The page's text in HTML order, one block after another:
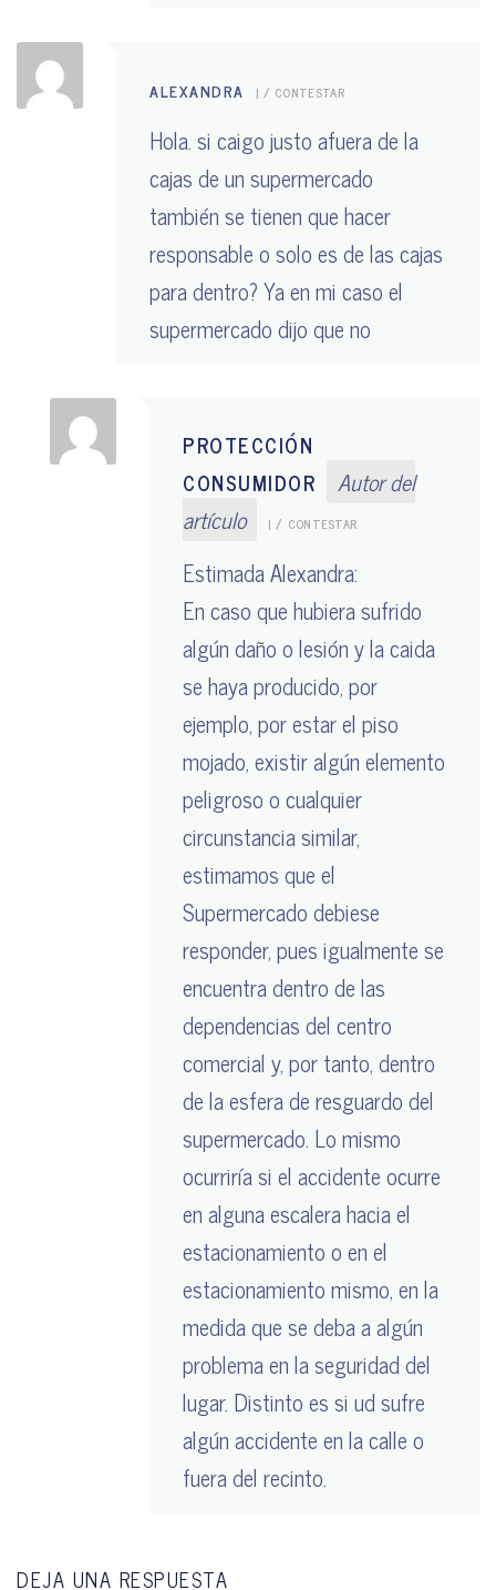
ALEXANDRA | CONTESTAR
Hola. si caigo justo afuera de la
cajas de un supermercado
también se tienen que hacer
responsable o solo es de las cajas
para dentro? Ya en mi caso el
supermercado dijo que no
PROTECCIÓN
CONSUMIDOR
Autor del
artículo
| CONTESTAR
Estimada Alexandra:
En caso que hubiera sufrido
algún daño o lesión y la caida
se haya producido, por
ejemplo, por estar el piso
mojado, existir algún elemento
peligroso o cualquier
circunstancia similar,
estimamos que el
Supermercado debiese
responder, pues igualmente se
encuentra dentro de las
dependencias del centro
comercial y, por tanto, dentro
de la esfera de resguardo del
supermercado. Lo mismo
ocurriría si el accidente ocurre
en alguna escalera hacia el
estacionamiento o en el
estacionamiento mismo, en la
medida que se deba a algún
problema en la seguridad del
lugar. Distinto es si ud sufre
algún accidente en la calle o
fuera del recinto.
DEJA UNA RESPUESTA